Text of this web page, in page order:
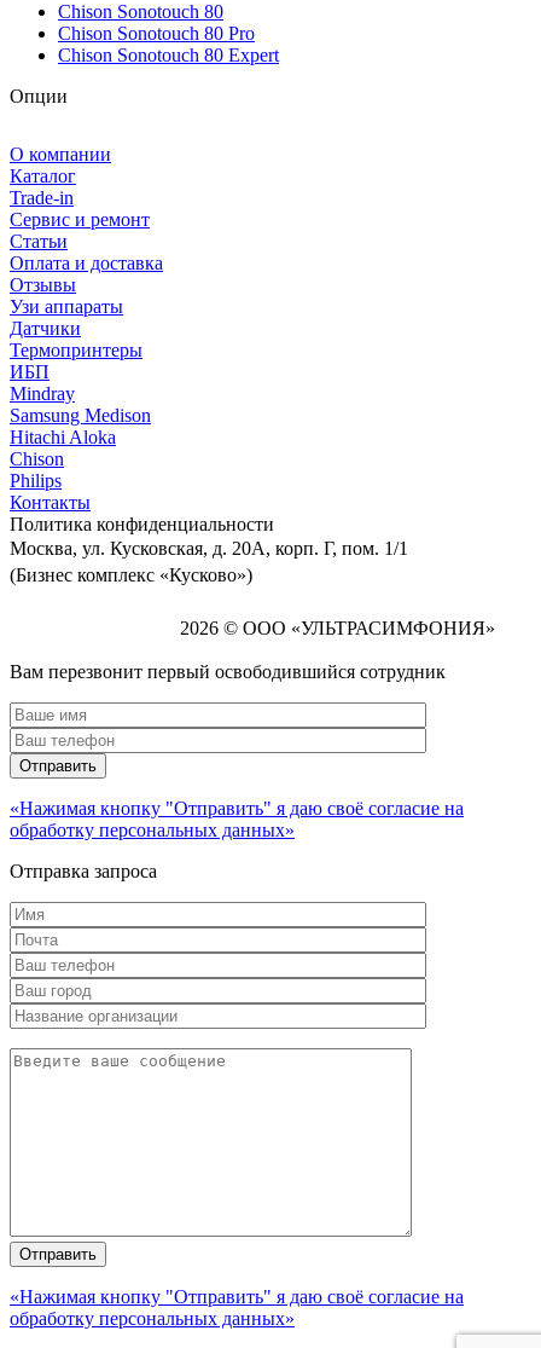
Chison Sonotouch 80
Chison Sonotouch 80 Pro
Chison Sonotouch 80 Expert
Опции
О компании
Каталог
Trade-in
Сервис и ремонт
Статьи
Оплата и доставка
Отзывы
Узи аппараты
Датчики
Термопринтеры
ИБП
Mindray
Samsung Medison
Hitachi Aloka
Сhison
Philips
Контакты
Политика конфиденциальности
Москва, ул. Кусковская, д. 20А, корп. Г, пом. 1/1
(Бизнес комплекс «Кусково»)
2026 © ООО «УЛЬТРАСИМФОНИЯ»
Вам перезвонит первый освободившийся сотрудник
«Нажимая кнопку "Отправить" я даю своё согласие на
обработку персональных данных»
Отправка запроса
«Нажимая кнопку "Отправить" я даю своё согласие на
обработку персональных данных»